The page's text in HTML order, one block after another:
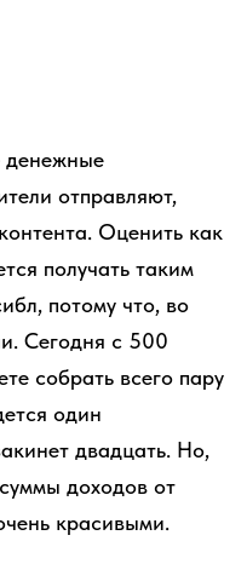
денежные
отправляют,
Оценить как
получать таким
потому что, во
Сегодня с 500
собрать всего пару
один
двадцать. Но,
доходов от
красивыми.